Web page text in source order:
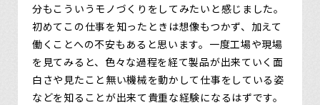
分もこういうモノづくりをしてみたいと感じました。
初めてこの仕事を知ったときは想像もつかず、加えて
働くことへの不安もあると思います。一度工場や現場
を見てみると、色々な過程を経て製品が出来ていく面
白さや見たこと無い機械を動かして仕事をしている姿
などを知ることが出来て貴重な経験になるはずです。